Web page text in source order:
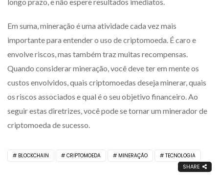
Em suma, mineração é uma atividade cada vez mais
importante para entender o uso de criptomoeda. É caro e
envolve riscos, mas também traz muitas recompensas.
Quando considerar mineração, você deve ter em mente os
custos envolvidos, quais criptomoedas deseja minerar, quais
os riscos associados e qual é o seu objetivo financeiro. Ao
seguir estas diretrizes, você pode se tornar um minerador de
criptomoeda de sucesso.
BLOCKCHAIN CRIPTOMOEDA MINERAÇÃO TECNOLOGIA
SHARE